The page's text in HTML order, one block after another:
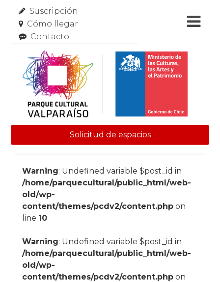
Suscripción
Cómo llegar
Contacto
Solicitud de espacios
Warning: Undefined variable $post_id in
/home/parquecultural/public_html/web-
old/wp-
content/themes/pcdv2/content.phpon
line 10
Warning: Undefined variable $post_id in
/home/parquecultural/public_html/web-
old/wp-
content/themes/pcdv2/content.phpon